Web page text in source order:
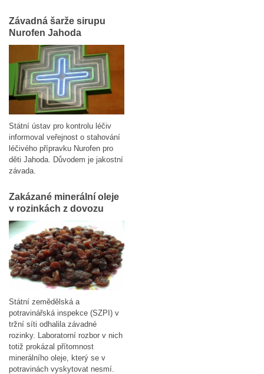
Závadná šarže sirupu
Nurofen Jahoda
Státní ústav pro kontrolu léčiv
informoval veřejnost o stahování
léčivého přípravku Nurofen pro
děti Jahoda. Důvodem je jakostní
závada.
Zakázané minerální oleje
v rozinkách z dovozu
Státní zemědělská a
potravinářská inspekce (SZPI) v
tržní síti odhalila závadné
rozinky. Laboratorní rozbor v nich
totiž prokázal přítomnost
minerálního oleje, který se v
potravinách vyskytovat nesmí.